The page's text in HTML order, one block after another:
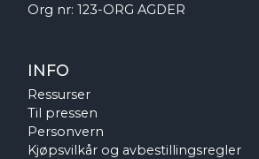
Org nr: 123-ORG AGDER
INFO
Ressurser
Til pressen
Personvern
Kjøpsvilkår og avbestillingsregler